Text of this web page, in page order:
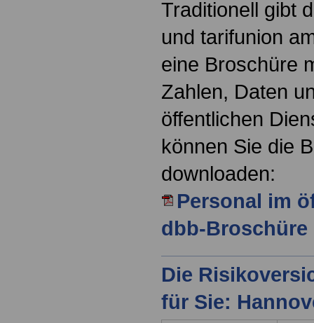
Traditionell gibt
und tarifunion
eine Broschüre
Zahlen, Daten
öffentlichen
können Sie die
downloaden:
Personal im
dbb-Broschüre
Die
für Sie: